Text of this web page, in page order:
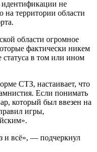
не
на территории области
области огромное
фактически никем
в том или ином
СТЗ, настаивает, что
Если понимать
который был ввезен на
игры,
и всё», — подчеркнул